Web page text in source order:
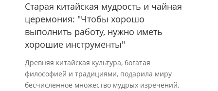
Старая китайская мудрость и чайная
церемония: "Чтобы хорошо
выполнить работу, нужно иметь
хорошие инструменты"
Древняя китайская культура, богатая
философией и традициями, подарила миру
бесчисленное множество мудрых изречений.